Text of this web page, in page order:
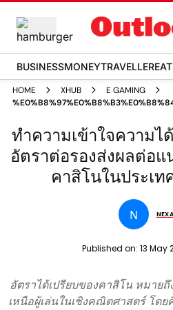
BUSINESSMONEYTRAVELLER
HOME XHUB
E GAMING
ทำความเข้าใจความไ
อัตราต่อรองส่งผลต่อแ
คาสิโนในประเท
N
Published on: 13 May
อัตราได้เปรียบของคาสิโน หมาย
เหนือผู้เล่นในเชิงคณิตศาสตร์ โด